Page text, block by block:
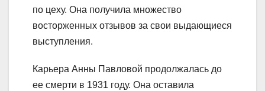
по цеху. Она получила множество
восторженных отзывов за свои выдающиеся
выступления.
Карьера Анны Павловой продолжалась до
ее смерти в 1931 году. Она оставила